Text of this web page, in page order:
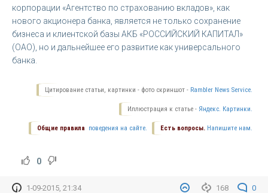
корпорации «Агентство по страхованию вкладов», как
нового акционера банка, является не только сохранение
бизнеса и клиентской базы АКБ «РОССИЙСКИЙ КАПИТАЛ»
(ОАО), но и дальнейшее его развитие как универсального
банка.
Цитирование статьи, картинки - фото скриншот - Rambler News Service.
Иллюстрация к статье - Яндекс. Картинки.
Есть вопросы. Напишите нам.
Общие правила поведения на сайте.
0
168 0
1-09-2015, 21:34